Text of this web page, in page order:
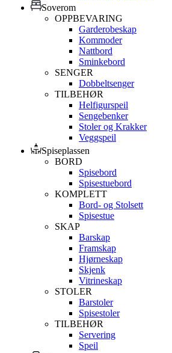
Soverom
OPPBEVARING
Garderobeskap
Kommoder
Nattbord
Sminkebord
SENGER
Dobbeltsenger
TILBEHØR
Helfigurspeil
Sengebenker
Stoler og Krakker
Veggspeil
Spiseplassen
BORD
Spisebord
Spisestuebord
KOMPLETT
Bord- og Stolsett
Spisestue
SKAP
Barskap
Framskap
Hjørneskap
Skjenk
Vitrineskap
STOLER
Barstoler
Spisestoler
TILBEHØR
Servering
Speil